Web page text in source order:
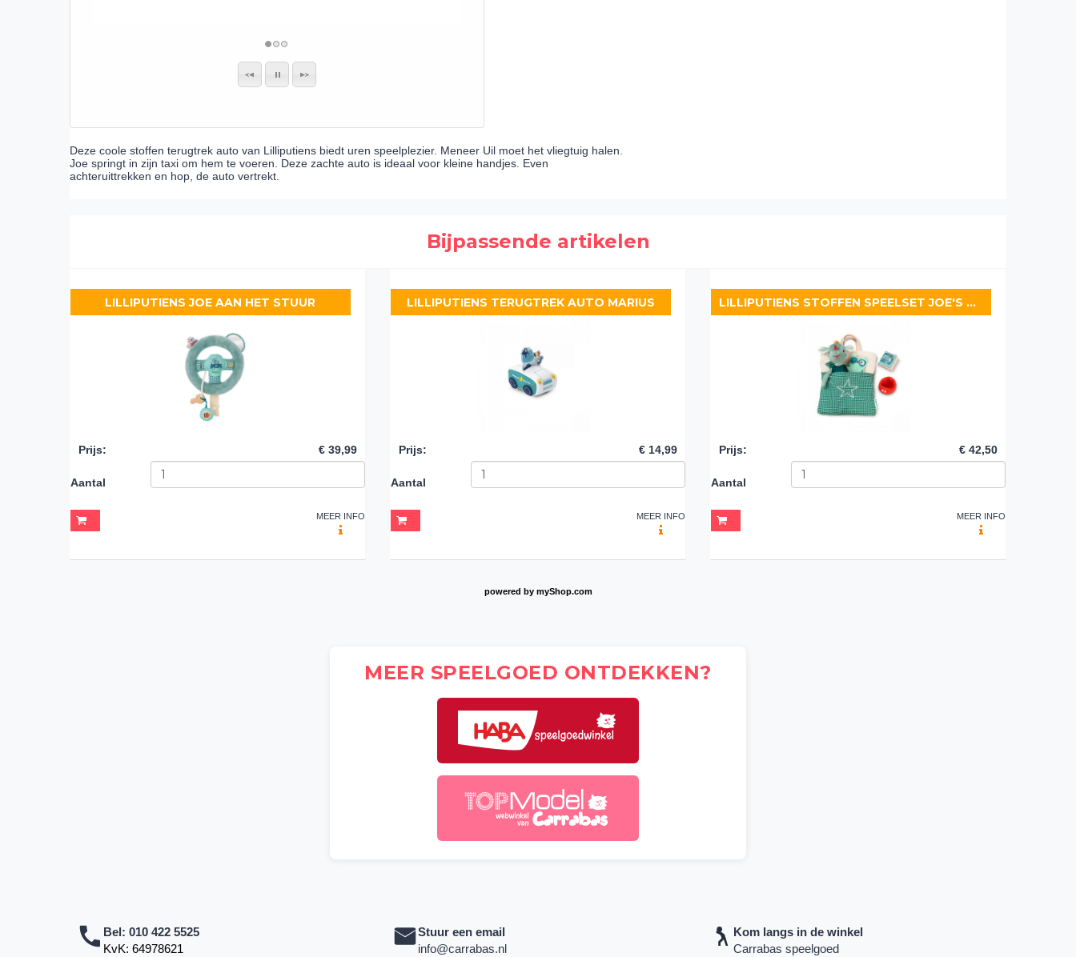
Deze coole stoffen terugtrek auto van Lilliputiens biedt uren speelplezier. Meneer Uil moet het vliegtuig halen.
Joe springt in zijn taxi om hem te voeren. Deze zachte auto is ideaal voor kleine handjes. Even
achteruittrekken en hop, de auto vertrekt.
Bijpassende artikelen
LILLIPUTIENS JOE AAN HET STUUR
Prijs: € 39,99
Aantal
MEER INFO
LILLIPUTIENS TERUGTREK AUTO MARIUS
Prijs: € 14,99
Aantal
MEER INFO
LILLIPUTIENS STOFFEN SPEELSET JOE'S BEDTIJD AVONDRITUEEL
Prijs: € 42,50
Aantal
MEER INFO
powered by myShop.com
MEER SPEELGOED ONTDEKKEN?
Bel: 010 422 5525
KvK: 64978621
Stuur een email
info@carrabas.nl
Kom langs in de winkel
Carrabas speelgoed